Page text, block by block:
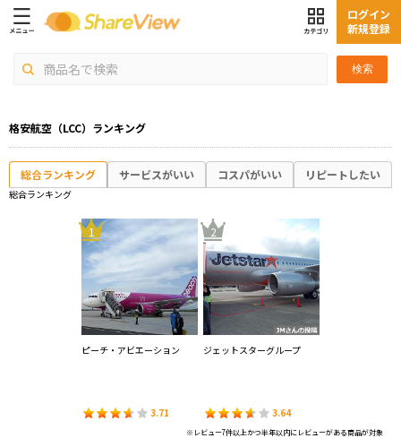
検索
ログイン
新規登録
格安航空（LCC）ランキング
総合ランキング サービスがいい コスパがいい リピートしたい
総合ランキング
1
ピーチ・アビエーション
3.71
2
ジェットスターグループ
3.64
※レビュー7件以上かつ半年以内にレビューがある商品が対象